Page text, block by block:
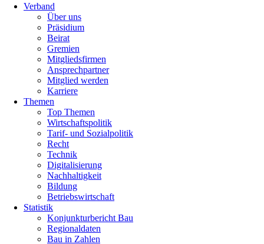
Verband
Über uns
Präsidium
Beirat
Gremien
Mitgliedsfirmen
Ansprechpartner
Mitglied werden
Karriere
Themen
Top Themen
Wirtschaftspolitik
Tarif- und Sozialpolitik
Recht
Technik
Digitalisierung
Nachhaltigkeit
Bildung
Betriebswirtschaft
Statistik
Konjunkturbericht Bau
Regionaldaten
Bau in Zahlen